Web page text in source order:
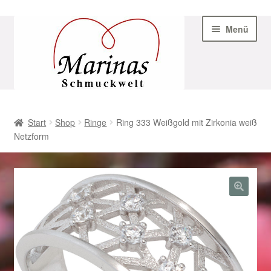
Navigation
Menü
AGB
Beispiel-Seite
Datenschutz
Geschenke zu Ostern 2023
Geschenke zu Ostern 2024
Start Shop Ringe
Ring 333 Weißgold mit Zirkonia weiß
Netzform